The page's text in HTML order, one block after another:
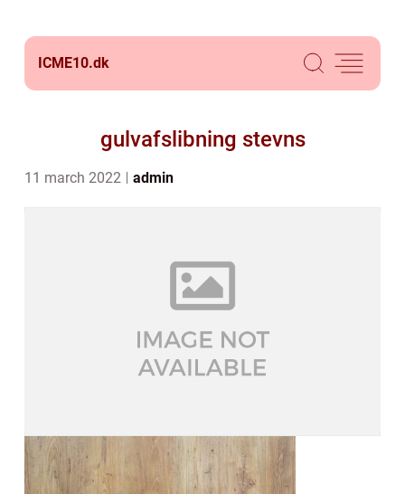
ICME10.dk
gulvafslibning stevns
11 march 2022 admin